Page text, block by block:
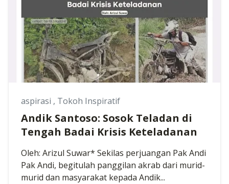
aspirasi , Tokoh Inspiratif
Andik Santoso: Sosok Teladan di
Tengah Badai Krisis Keteladanan
Oleh: Arizul Suwar* Sekilas perjuangan Pak Andi
Pak Andi, begitulah panggilan akrab dari murid-
murid dan masyarakat kepada Andik...